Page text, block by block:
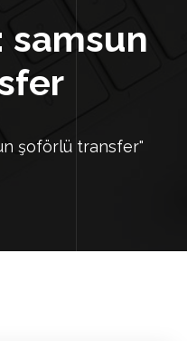
samsun
şoförlü transfer"